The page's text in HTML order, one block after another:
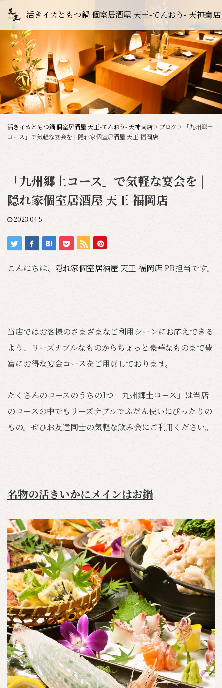
活きイカともつ鍋 個室居酒屋 天王-てんおう- 天神南店
活きイカともつ鍋 個室居酒屋 天王-てんおう- 天神南店> ブログ>
「九州郷土
コース」で気軽な宴会を | 隠れ家個室居酒屋 天王 福岡店
「九州郷土コース」で気軽な宴会を |
隠れ家個室居酒屋 天王 福岡店
2023.04.5
こんにちは、 隠れ家個室居酒屋 天王 福岡店 PR担当です。
当店ではお客様のさまざまなご利用シーンにお応えできる
よう、リーズナブルなものからちょっと豪華なものまで豊
富にお得な宴会コースをご用意しております。
たくさんのコースのうちの1つ「九州郷土コース」は当店
のコースの中でもリーズナブルでふだん使いにぴったりの
もの。ぜひお友達同士の気軽な飲み会にご利用ください。
名物の活きいかにメインはお鍋